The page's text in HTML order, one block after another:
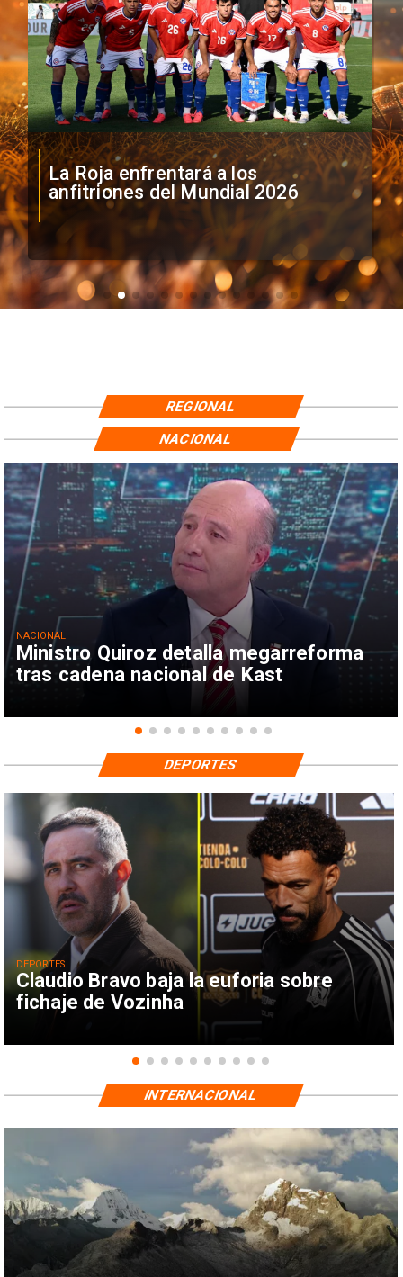
La Roja enfrentará a los
anfitriones del Mundial 2026
REGIONAL
Ministro Quiroz detalla megarreforma
tras cadena nacional de Kast
NACIONAL
NACIONAL
Claudio Bravo baja la euforia sobre
fichaje de Vozinha
DEPORTES
DEPORTES
INTERNACIONAL